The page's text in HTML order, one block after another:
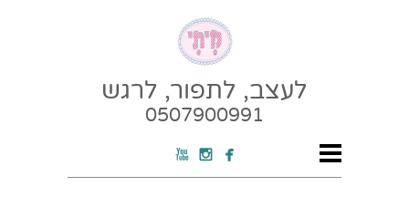
לעצב, לתפור, לרגש
0507900991


